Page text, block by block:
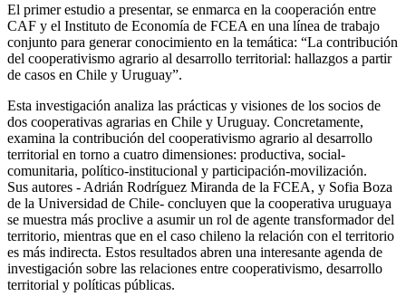
El primer estudio a presentar, se enmarca en la cooperación entre
CAF y el Instituto de Economía de FCEA en una línea de trabajo
conjunto para generar conocimiento en la temática: “La contribución
del cooperativismo agrario al desarrollo territorial: hallazgos a partir
de casos en Chile y Uruguay”.
Esta investigación analiza las prácticas y visiones de los socios de
dos cooperativas agrarias en Chile y Uruguay. Concretamente,
examina la contribución del cooperativismo agrario al desarrollo
territorial en torno a cuatro dimensiones: productiva, social-
comunitaria, político-institucional y participación-movilización.
Sus autores - Adrián Rodríguez Miranda de la FCEA, y Sofia Boza
de la Universidad de Chile- concluyen que la cooperativa uruguaya
se muestra más proclive a asumir un rol de agente transformador del
territorio, mientras que en el caso chileno la relación con el territorio
es más indirecta. Estos resultados abren una interesante agenda de
investigación sobre las relaciones entre cooperativismo, desarrollo
territorial y políticas públicas.